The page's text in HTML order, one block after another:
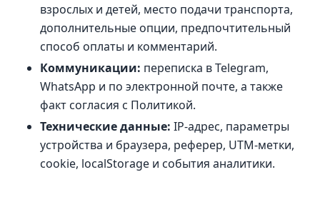
взрослых и детей, место подачи транспорта,
дополнительные опции, предпочтительный
способ оплаты и комментарий.
Коммуникации: переписка в Telegram,
WhatsApp и по электронной почте, а также
факт согласия с Политикой.
Технические данные: IP-адрес, параметры
устройства и браузера, реферер, UTM-метки,
cookie, localStorage и события аналитики.